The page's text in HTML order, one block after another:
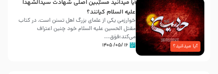
آیا میدانید؟
آیا میدانید مسبّبین اصلی شهادت سیدالشهدا
علیه ‌السلام کیانند؟
خوارزمی یکی از علمای بزرگ اهل تسنن است، در کتاب
مقتل الحسین علیه ‌السلام خود چنین اعتراف
می‌کند:فوَق...
۱۶ /۰۵/ ۱۴۰۵